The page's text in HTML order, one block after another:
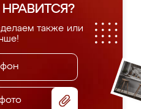
НРАВИТСЯ?
также или